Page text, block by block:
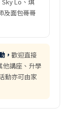
及面包哥哥
， 歡迎直接
他講座、升學
動亦可由家